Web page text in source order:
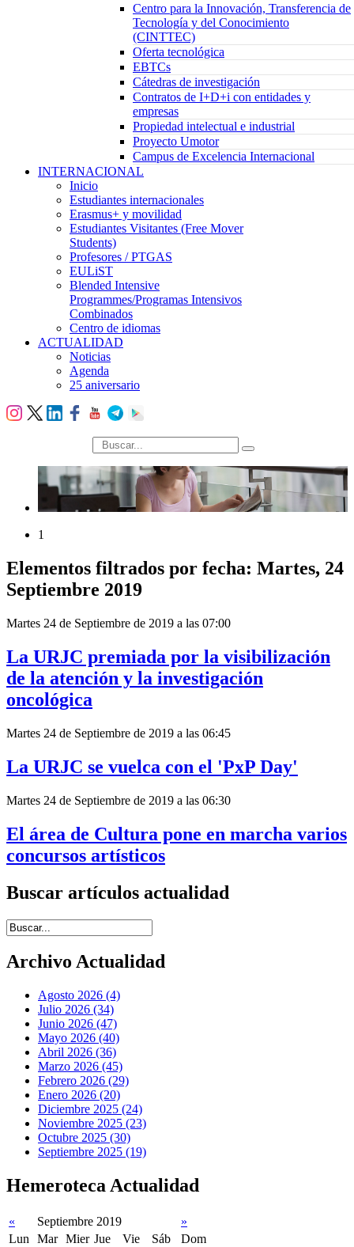
Centro para la Innovación, Transferencia de
Tecnología y del Conocimiento
(CINTTEC)
Oferta tecnológica
EBTCs
Cátedras de investigación
Contratos de I+D+i con entidades y
empresas
Propiedad intelectual e industrial
Proyecto Umotor
Campus de Excelencia Internacional
INTERNACIONAL
Inicio
Estudiantes internacionales
Erasmus+ y movilidad
Estudiantes Visitantes (Free Mover
Students)
Profesores / PTGAS
EULiST
Blended Intensive
Programmes/Programas Intensivos
Combinados
Centro de idiomas
ACTUALIDAD
Noticias
Agenda
25 aniversario
búsqueda
1
Elementos filtrados por fecha: Martes, 24
Septiembre 2019
Martes 24 de Septiembre de 2019 a las 07:00
La URJC premiada por la visibilización
de la atención y la investigación
oncológica
Martes 24 de Septiembre de 2019 a las 06:45
La URJC se vuelca con el 'PxP Day'
Martes 24 de Septiembre de 2019 a las 06:30
El área de Cultura pone en marcha varios
concursos artísticos
Buscar artículos actualidad
Introduce términos de búsqueda
Archivo Actualidad
Agosto 2026 (4)
Julio 2026 (34)
Junio 2026 (47)
Mayo 2026 (40)
Abril 2026 (36)
Marzo 2026 (45)
Febrero 2026 (29)
Enero 2026 (20)
Diciembre 2025 (24)
Noviembre 2025 (23)
Octubre 2025 (30)
Septiembre 2025 (19)
Hemeroteca Actualidad
« Septiembre 2019
»
Lun
Mar Mier Jue Vie Sáb
Dom